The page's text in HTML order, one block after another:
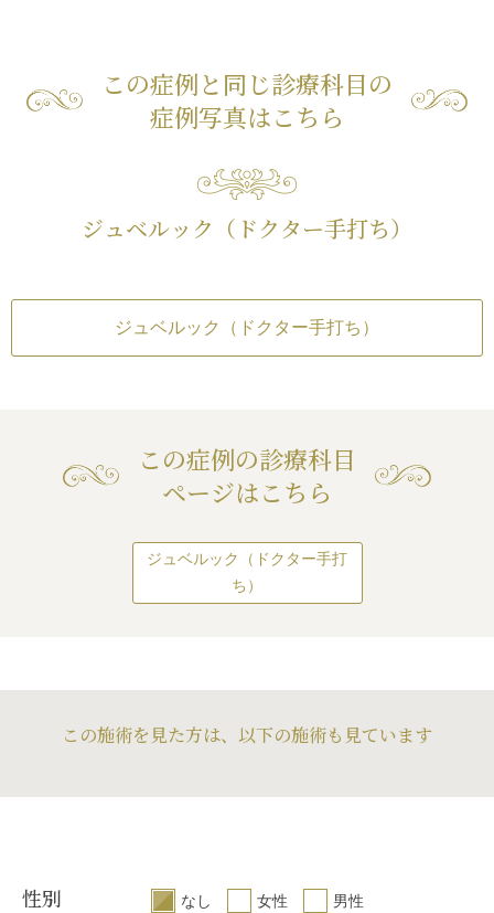
この症例と同じ診療科目の
症例写真はこちら
ジュベルック（ドクター手打ち）
ジュベルック（ドクター手打ち）
この症例の診療科目
ページはこちら
ジュベルック（ドクター手打
ち）
この施術を見た方は、以下の施術も見ています
性別 なし 女性 男性